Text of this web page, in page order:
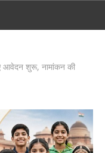
आवेदन शुरू, नामांकन की